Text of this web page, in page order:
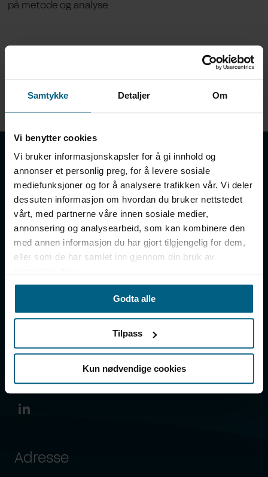
Samtykke Detaljer Om
Vi benytter cookies
Vi bruker informasjonskapsler for å gi innhold og
annonser et personlig preg, for å levere sosiale
mediefunksjoner og for å analysere trafikken vår. Vi deler
dessuten informasjon om hvordan du bruker nettstedet
vårt, med partnerne våre innen sosiale medier,
annonsering og analysearbeid, som kan kombinere den
med annen informasjon du har gjort tilgjengelig for dem,
eller som de har samlet inn gjennom din bruk av
Godta alle
Tilpass
Kun nødvendige cookies
på metode og analyse.
Våre tjenester
Decision Intelligence
Utvikling & arkitektur
Prosjektledelse &
rådgivning
Om oss
Hvem er vi
Ansatte
Ledige stillinger
Adresse